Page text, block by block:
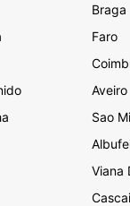
Braga
Faro
Aveiro
Sao
Viana